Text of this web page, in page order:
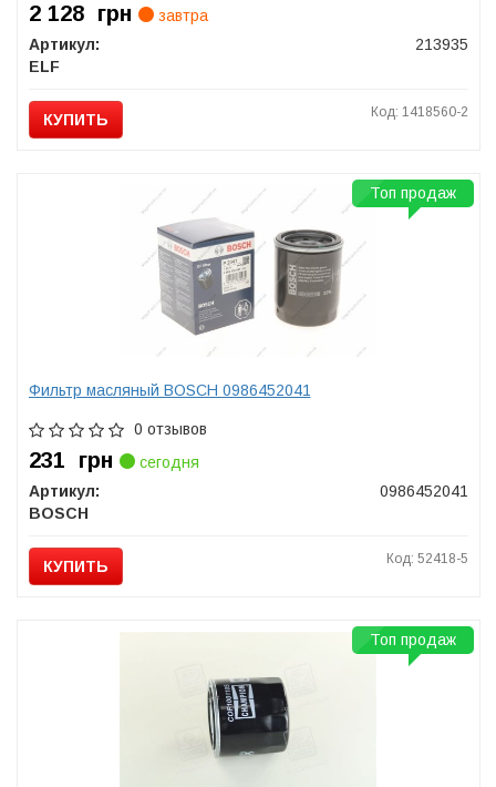
2 128 грн
завтра
Артикул:
213935
ELF
КУПИТЬ Код: 1418560-2
Фильтр масляный BOSCH 0986452041
0 отзывов
231 грн
сегодня
Артикул:
0986452041
BOSCH
КУПИТЬ Код: 52418-5
Топ продаж
Топ продаж